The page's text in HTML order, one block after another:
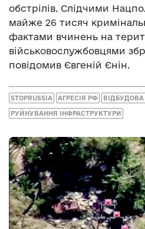
обстрілів. Слідчими
майже 26 тисяч
фактами вчинень на
військовослужбовцями
повідомив Євгеній Єнін.
STOPRUSSIA АГРЕСІЯ РФ ВІДБУДОВА
РУЙНУВАННЯ ІНФРАСТРУКТУРИ